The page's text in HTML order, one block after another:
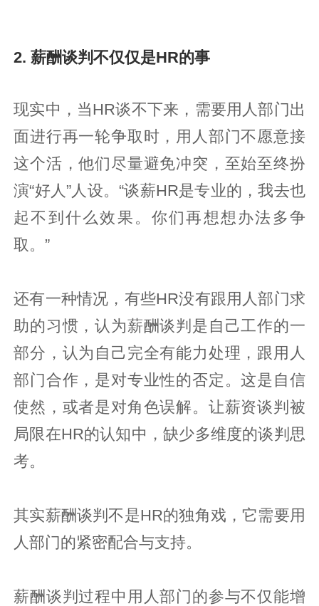
2. 薪酬谈判不仅仅是HR的事
现实中，当HR谈不下来，需要用人部门出
面进行再一轮争取时，用人部门不愿意接
这个活，他们尽量避免冲突，至始至终扮
演“好人”人设。“谈薪HR是专业的，我去也
起不到什么效果。你们再想想办法多争
取。”
还有一种情况，有些HR没有跟用人部门求
助的习惯，认为薪酬谈判是自己工作的一
部分，认为自己完全有能力处理，跟用人
部门合作，是对专业性的否定。这是自信
使然，或者是对角色误解。让薪资谈判被
局限在HR的认知中，缺少多维度的谈判思
考。
其实薪酬谈判不是HR的独角戏，它需要用
人部门的紧密配合与支持。
薪酬谈判过程中用人部门的参与不仅能增